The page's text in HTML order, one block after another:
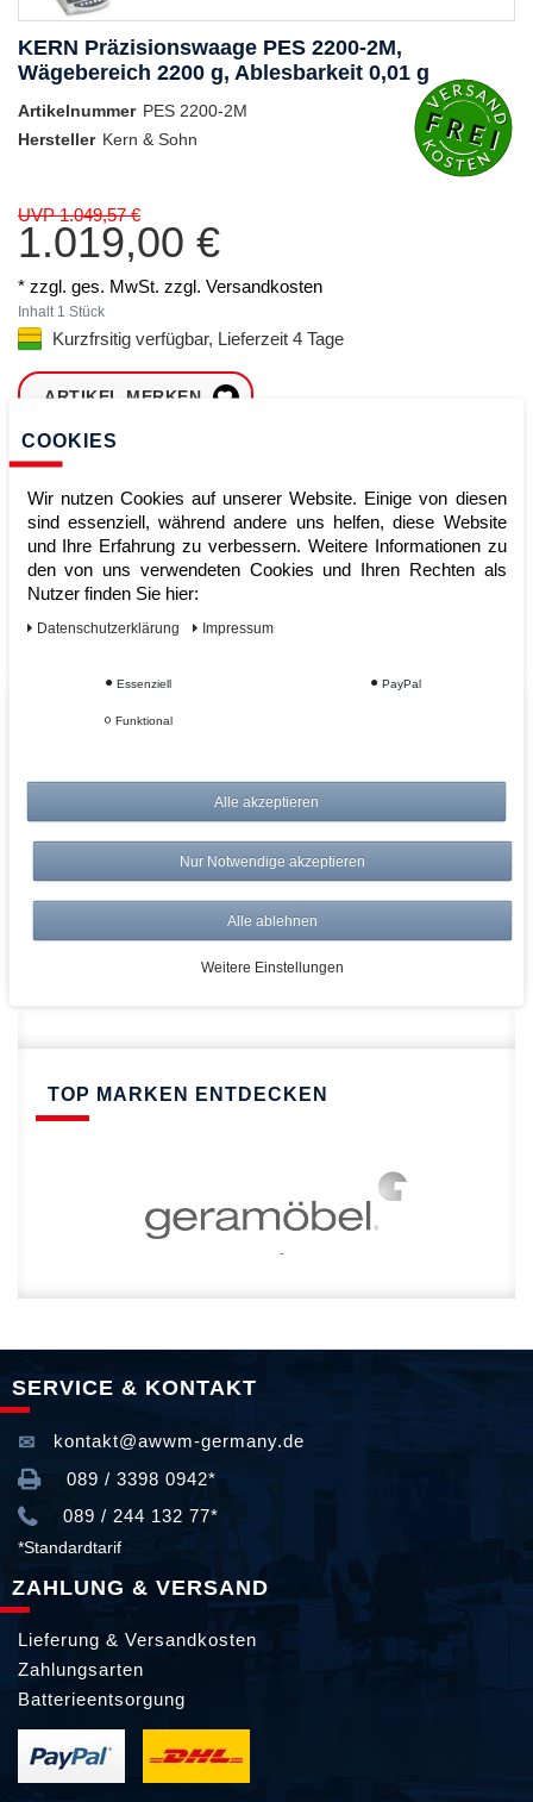
KERN Präzisionswaage PES 2200-2M,
Wägebereich 2200 g, Ablesbarkeit 0,01 g
Artikelnummer PES 2200-2M
Hersteller Kern & Sohn
UVP 1.049,57 €
1.019,00 €
* zzgl. ges. MwSt. zzgl. Versandkosten
Inhalt 1 Stück
Kurzfrsitig verfügbar, Lieferzeit 4 Tage
ARTIKEL MERKEN
Sofort lieferbar
Vom Profi für Profis - Ihre Vorteile
Versandkostenfrei ab 150€
Risikolos: 14 Tage Rückgabe
Über 20.000 Artikel
Schnelle Lieferung
TOP MARKEN ENTDECKEN
SERVICE & KONTAKT
kontakt@awwm-germany.de
089 / 3398 0942*
089 / 244 132 77*
*Standardtarif
ZAHLUNG & VERSAND
Lieferung & Versandkosten
Zahlungsarten
Batterieentsorgung
COOKIES
Wir nutzen Cookies auf unserer Website. Einige von diesen
sind essenziell, während andere uns helfen, diese Website
und Ihre Erfahrung zu verbessern. Weitere Informationen zu
den von uns verwendeten Cookies und Ihren Rechten als
Nutzer finden Sie hier:
Daten­schutz­erklärung Impressum
Essenziell PayPal
Funktional
Alle akzeptieren
Nur Notwendige akzeptieren
Alle ablehnen
Weitere Einstellungen